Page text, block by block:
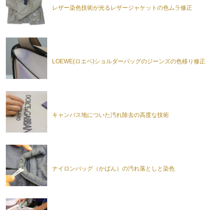
レザー染色技術が光るレザージャケットの色ムラ修正
LOEWE(ロエベ)ショルダーバッグのジーンズの色移り修正
キャンバス地についた汚れ除去の高度な技術
ナイロンバッグ（かばん）の汚れ落としと染色